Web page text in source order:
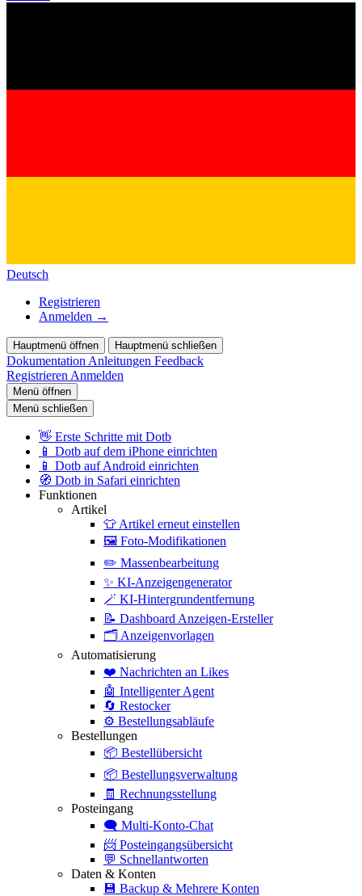
Deutsch
Registrieren
Anmelden →
Hauptmenü öffnen Hauptmenü schließen
Dokumentation Anleitungen Feedback
Registrieren Anmelden
Menü öffnen
Menü schließen
👋 Erste Schritte mit Dotb
📱 Dotb auf dem iPhone einrichten
📱 Dotb auf Android einrichten
🧭 Dotb in Safari einrichten
Funktionen
Artikel
👕 Artikel erneut einstellen
🖼️ Foto-Modifikationen
✏️ Massenbearbeitung
✨ KI-Anzeigengenerator
🪄 KI-Hintergrundentfernung
📝 Dashboard Anzeigen-Ersteller
🗂️ Anzeigenvorlagen
Automatisierung
❤️ Nachrichten an Likes
🤖 Intelligenter Agent
🔄 Restocker
⚙️ Bestellungsabläufe
Bestellungen
📦 Bestellübersicht
📦 Bestellungsverwaltung
🧾 Rechnungsstellung
Posteingang
🗨️ Multi-Konto-Chat
📨 Posteingangsübersicht
💬 Schnellantworten
Daten & Konten
💾 Backup & Mehrere Konten